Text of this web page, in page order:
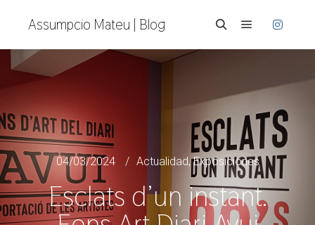
Assumpcio Mateu | Blog
04/03/2024 Actualidad,Exposiciones
Esclats d’un instant.